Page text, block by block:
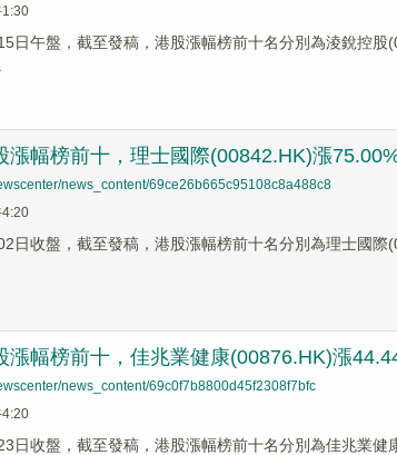
日午盤，截至發稿，港股漲幅榜前十名分別為淩銳控
漲幅榜前十，理士國際(00842.HK)漲
news_content/69ce26b665c95108c8a488c8
日收盤，截至發稿，港股漲幅榜前十名分別為理士國
漲幅榜前十，佳兆業健康(00876.HK)漲
news_content/69c0f7b8800d45f2308f7bfc
日收盤，截至發稿，港股漲幅榜前十名分別為佳兆業